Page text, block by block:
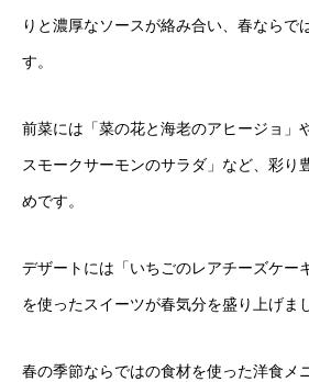
りと濃厚なソースが絡み合い、春ならで
す。
前菜には「菜の花と海老のアヒージョ」
スモークサーモンのサラダ」など、彩り
めです。
デザートには「いちごのレアチーズケー
を使ったスイーツが春気分を盛り上げま
春の季節ならではの食材を使った洋食メ